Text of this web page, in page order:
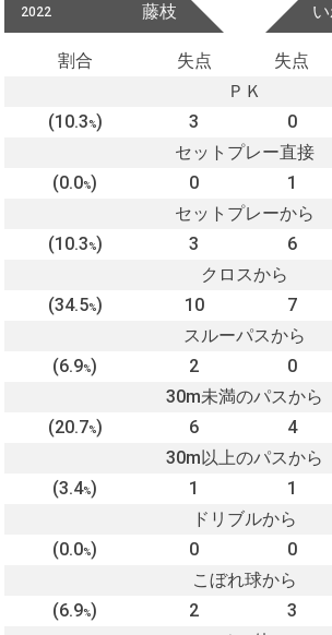
2022 藤枝
割合 失点 失点
ＰＫ
(10.3%) 3 0
セットプレー直接
(0.0%) 0 1
セットプレーから
(10.3%) 3 6
クロスから
(34.5%) 10 7
スルーパスから
(6.9%) 2 0
30m未満のパスから
(20.7%) 6 4
30m以上のパスから
(3.4%) 1 1
ドリブルから
(0.0%) 0 0
こぼれ球から
(6.9%) 2 3